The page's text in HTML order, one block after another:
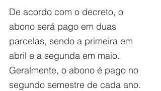
De acordo com o decreto, o
abono será pago em duas
parcelas, sendo a primeira em
abril e a segunda em maio.
Geralmente, o abono é pago no
segundo semestre de cada ano.